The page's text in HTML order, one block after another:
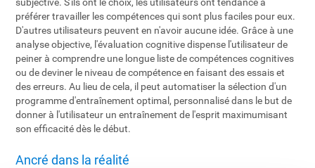
préférer travailler les compétences qui sont plus faciles pour eux.
D'autres utilisateurs peuvent en n'avoir aucune idée. Grâce à une
analyse objective, l'évaluation cognitive dispense l'utilisateur de
peiner à comprendre une longue liste de compétences cognitives
ou de deviner le niveau de compétence en faisant des essais et
des erreurs. Au lieu de cela, il peut automatiser la sélection d'un
programme d'entraînement optimal, personnalisé dans le but de
donner à l'utilisateur un entraînement de l'esprit maximumisant
son efficacité dès le début.
Ancré dans la réalité